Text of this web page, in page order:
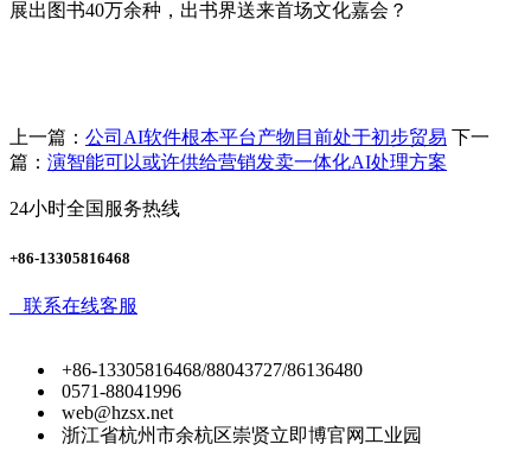
展出图书40万余种，出书界送来首场文化嘉会？
上一篇： 公司AI软件根本平台产物目前处于初步贸易 下一
篇： 演智能可以或许供给营销发卖一体化AI处理方案
24小时全国服务热线
+86-13305816468
联系在线客服
+86-13305816468/88043727/86136480
0571-88041996
web@hzsx.net
浙江省杭州市余杭区崇贤立即博官网工业园